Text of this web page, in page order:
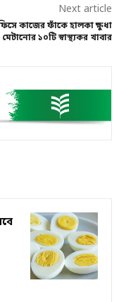
Next article
কাজের ফাঁকে হালকা ক্ষুধা
মেটানোর ১০টি স্বাস্থ্যকর খাবার